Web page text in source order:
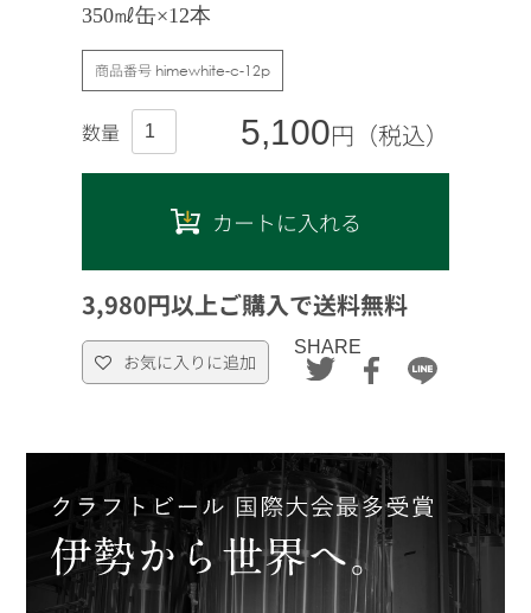
350㎖缶×12本
商品番号 himewhite-c-12p
5,100円（税込）
カートに入れる
3,980円以上ご購入で送料無料
お気に入りに追加
SHARE